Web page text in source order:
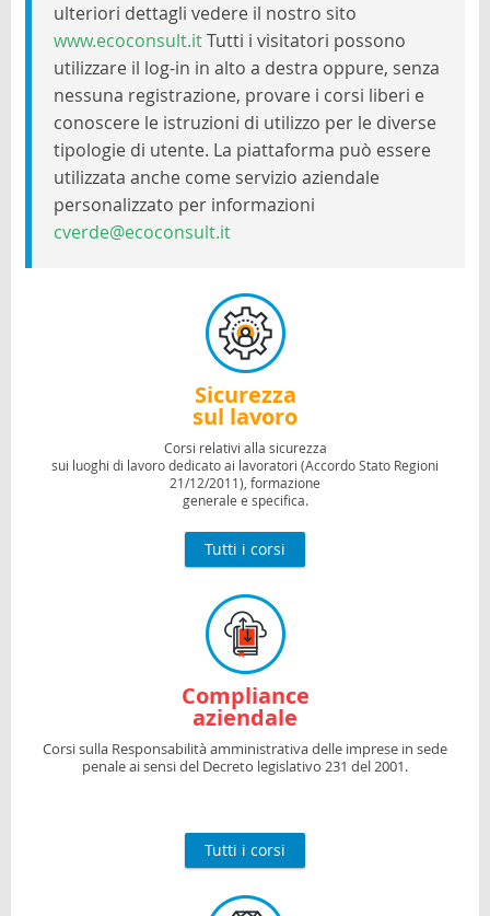
ulteriori dettagli vedere il nostro sito
www.ecoconsult.itTutti i visitatori possono
utilizzare il log-in in alto a destra oppure, senza
nessuna registrazione, provare i corsi liberi e
conoscere le istruzioni di utilizzo per le diverse
tipologie di utente. La piattaforma può essere
utilizzata anche come servizio aziendale
personalizzato per informazioni
cverde@ecoconsult.it
Sicurezza
sul lavoro
Corsi relativi alla sicurezza
sui luoghi di lavoro dedicato ai lavoratori (Accordo Stato Regioni
21/12/2011), formazione
generale e specifica.
Tutti i corsi
Compliance
aziendale
Corsi sulla Responsabilità amministrativa delle imprese in sede
penale ai sensi del Decreto legislativo 231 del 2001.
Tutti i corsi